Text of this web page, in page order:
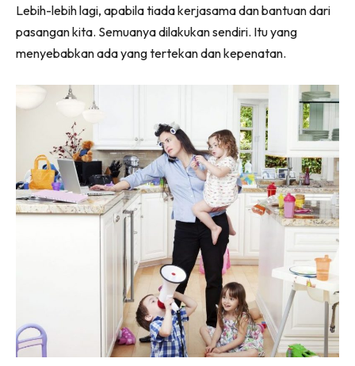
Lebih-lebih lagi, apabila tiada kerjasama dan bantuan dari
pasangan kita. Semuanya dilakukan sendiri. Itu yang
menyebabkan ada yang tertekan dan kepenatan.